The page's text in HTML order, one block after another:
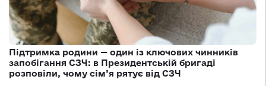
Підтримка родини — один із ключових чинників
запобігання СЗЧ: в Президентській бригаді
розповіли, чому сім’я рятує від СЗЧ